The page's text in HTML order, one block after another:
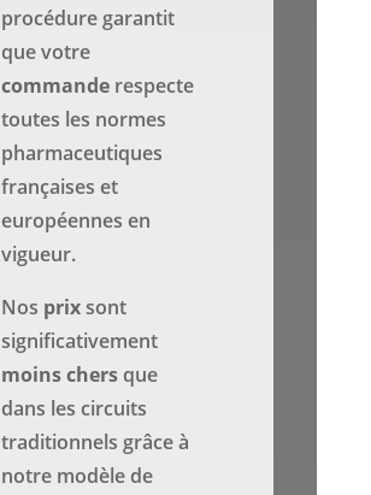
procédure garantit
que votre
commande respecte
toutes les normes
pharmaceutiques
françaises et
européennes en
vigueur.
Nos prixsont
significativement
moins chersque
dans les circuits
traditionnels grâce à
notre modèle de